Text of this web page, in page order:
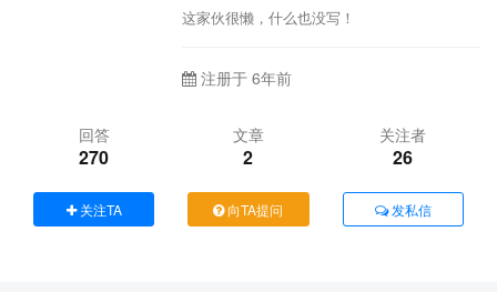
这家伙很懒，什么也没写！
注册于 6年前
回答
270
文章
2
关注者
26
关注TA 向TA提问 发私信